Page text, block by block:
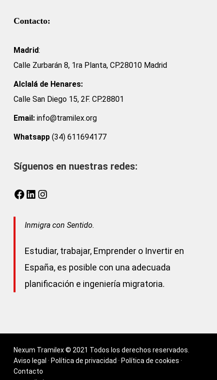
Contacto:
Madrid:
Calle Zurbarán 8, 1ra Planta, CP.28010 Madrid
Alclalá de Henares:
Calle San Diego 15, 2F. CP.28801
Email: info@tramilex.org
Whatsapp (34) 611694177
Síguenos en nuestras redes:
Facebook
LinkedIn
Inmigra con Sentido.
Estudiar, trabajar, Emprender o Invertir en
España, es posible con una adecuada
planificación e ingeniería migratoria.
Nexum Tramilex © 2021 Todos los derechos reservados.
Aviso legal · Política de privacidad · Política de cookies ·
Contacto